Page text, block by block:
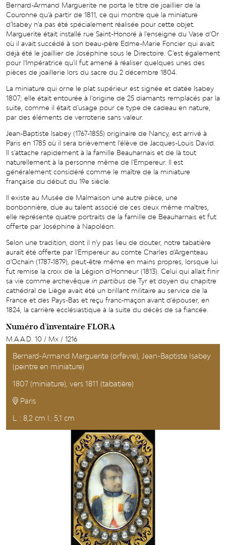
Bernard-Armand Marguerite ne porta le titre de joaillier de la
Couronne qu'à partir de 1811, ce qui montre que la miniature
d'Isabey n'a pas été spécialement réalisée pour cette objet.
Marguerite était installé rue Saint-Honoré à l'enseigne du Vase d'Or
où il avait succédé à son beau-père Edme-Marie Foncier qui avait
déjà été le joaillier de Joséphine sous le Directoire. C'est également
pour l'Impératrice qu'il fut amené à réaliser quelques unes des
pièces de joaillerie lors du sacre du 2 décembre 1804.
La miniature qui orne le plat supérieur est signée et datée Isabey
1807; elle était entourée à l'origine de 25 diamants remplacés par la
suite, comme il était d'usage pour ce type de cadeau en nature,
par des éléments de verroterie sans valeur.
Jean-Baptiste Isabey (1767-1855) originaire de Nancy, est arrivé à
Paris en 1785 où il sera brièvement l'élève de Jacques-Louis David.
Il s'attache rapidement à la famille Beauharnais et de là tout
naturellement à la personne même de l'Empereur. Il est
généralement considéré comme le maître de la miniature
française du début du 19e siècle.
Il existe au Musée de Malmaison une autre pièce, une
bonbonnière, due au talent associé de ces deux même maîtres,
elle représente quatre portraits de la famille de Beauharnais et fut
offerte par Joséphine à Napoléon.
Selon une tradition, dont il n'y pas lieu de douter, notre tabatière
aurait été offerte par l'Empereur au comte Charles d'Argenteau
d'Ochain (1787-1879), peut-être même en mains propres, lorsque lui
fut remise la croix de la Légion d'Honneur (1813). Celui qui allait finir
sa vie comme archevêque in partibus de Tyr et doyen du chapitre
cathédral de Liège avait été un brillant militaire au service de la
France et des Pays-Bas et reçu franc-maçon avant d'épouser, en
1824, la carrière ecclésiastique à la suite du décès de sa fiancée.
Numéro d'inventaire FLORA
M.A.A.D. 10 / Mx / 1216
Bernard-Armand Marguerite (orfèvre), Jean-Baptiste Isabey
(peintre en miniature)
1807 (miniature), vers 1811 (tabatière)
Paris
L. : 8,2 cm l.: 5,1 cm